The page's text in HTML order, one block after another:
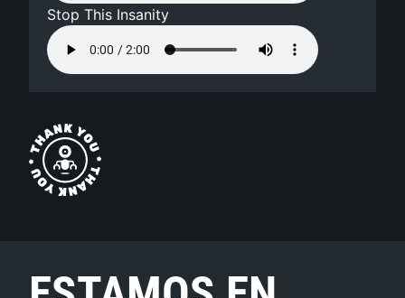
Stop This Insanity